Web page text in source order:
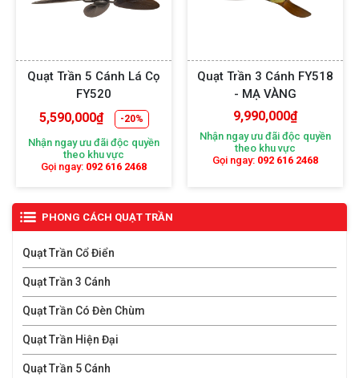
PHONG CÁCH QUẠT TRẦN
Quạt Trần Cổ Điển
Quạt Trần 3 Cánh
Quạt Trần Có Đèn Chùm
Quạt Trần Hiện Đại
Quạt Trần 5 Cánh
Thân quạt được tạo khắc hoa văn chi tiết, in nổi logo
tinh xảo. Mang đến một sản phẩm trang trí nội thất
không chỉ có công năng làm mát mà còn tăng tính
thẩm mỹ, sự sang trọng và đẳng cấp cho không gian
của bạn.
Phù hợp với mọi không gian nội thất
độc đáo, tính ứng dụng cao nên phù hợp với tất cả các
phong cách nội thất mà bạn hướng đến từ cổ điển, hiện
đại cho đến tân cổ điển,.... Có thể kể đến như: phòng
ngủ, phòng khách, phòng ăn & bếp, quán cafe, khách
sạn, phòng sách, nhà hàng,...Đặc biệt với những căn hộ,
chung cư trần thấp bí bách, cần luồng gió tự nhiên thì
đây chính là thiết bị hoàn hảo dành cho bạn.
Quạt Trần 5 Cánh Lá Cọ
FY520
5,590,000₫ -20%
Nhận ngay ưu đãi độc quyền
theo khu vực
Gọi ngay: 092 616 2468
Quạt Trần 3 Cánh FY518
- MẠ VÀNG
9,990,000₫
Nhận ngay ưu đãi độc quyền
theo khu vực
Gọi ngay: 092 616 2468